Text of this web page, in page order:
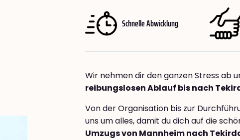
Schnelle Abwicklung
Wir nehmen dir den ganzen Stress ab
reibungslosen Ablauf bis nach
Von der Organisation bis zur
uns um alles, damit du dich auf die
Umzugs von Mannheim nach